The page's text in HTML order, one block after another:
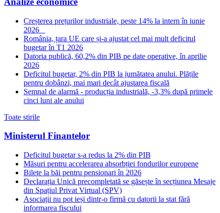
Creșterea prețurilor industriale, peste 14% la intern în iunie
2026
România, țara UE care și-a ajustat cel mai mult deficitul
bugetar în T1 2026
Datoria publică, 60,2% din PIB pe date operative, în aprilie
2026
Deficitul bugetar, 2% din PIB la jumătatea anului. Plățile
pentru dobânzi, mai mari decât ajustarea fiscală
Semnal de alarmă - producția industrială, -3,3% după primele
cinci luni ale anului
Toate stirile
Ministerul Finantelor
Deficitul bugetar s-a redus la 2% din PIB
Măsuri pentru accelerarea absorbției fondurilor europene
Bilete la băi pentru pensionari în 2026
Declarația Unică precompletată se găsește în secțiunea Mesaje
din Spațiul Privat Virtual (SPV)
Asociații nu pot ieși dintr-o firmă cu datorii la stat fără
informarea fiscului